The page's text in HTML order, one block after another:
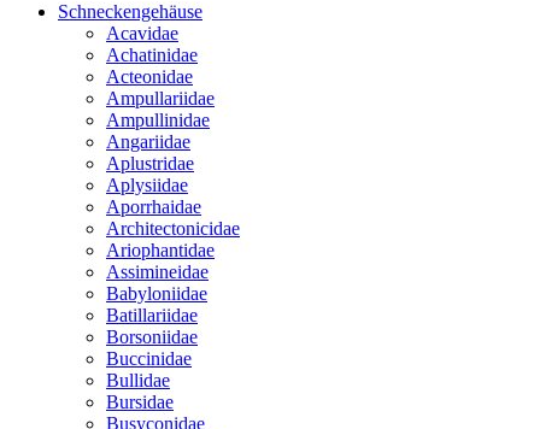
Schneckengehäuse
Acavidae
Achatinidae
Acteonidae
Ampullariidae
Ampullinidae
Angariidae
Aplustridae
Aplysiidae
Aporrhaidae
Architectonicidae
Ariophantidae
Assimineidae
Babyloniidae
Batillariidae
Borsoniidae
Buccinidae
Bullidae
Bursidae
Busyconidae